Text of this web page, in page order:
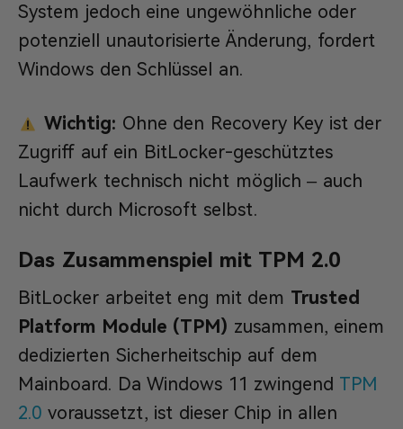
System jedoch eine ungewöhnliche oder
potenziell unautorisierte Änderung, fordert
Windows den Schlüssel an.
Wichtig: Ohne den Recovery Key ist der
Zugriff auf ein BitLocker-geschütztes
Laufwerk technisch nicht möglich – auch
nicht durch Microsoft selbst.
Das Zusammenspiel mit TPM 2.0
BitLocker arbeitet eng mit dem Trusted
Platform Module (TPM) zusammen, einem
dedizierten Sicherheitschip auf dem
Mainboard. Da Windows 11 zwingend TPM
2.0 voraussetzt, ist dieser Chip in allen